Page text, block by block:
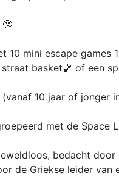
🤔
10 mini escape games
basket🏀 of een
10 jaar of jonger
met de Space
bedacht
de Griekse leider van